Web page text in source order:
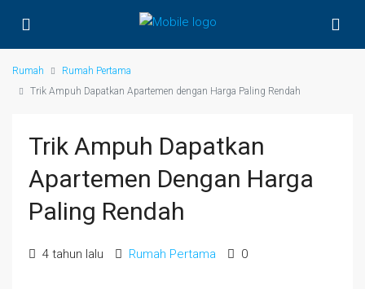
Rumah
Rumah Pertama
Trik Ampuh Dapatkan Apartemen dengan Harga Paling Rendah
Trik Ampuh Dapatkan
Apartemen Dengan Harga
Paling Rendah
4 tahun lalu Rumah Pertama 0